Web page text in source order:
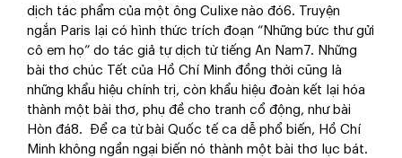
dịch tác phẩm của một ông Culixe nào đó6. Truyện
ngắn Paris lại có hình thức trích đoạn “Những bức thư gửi
cô em họ” do tác giả tự dịch từ tiếng An Nam7. Những
bài thơ chúc Tết của Hồ Chí Minh đồng thời cũng là
những khẩu hiệu chính trị, còn khẩu hiệu đoàn kết lại hóa
thành một bài thơ, phụ đề cho tranh cổ động, như bài
Hòn đá8. Để ca từ bài Quốc tế ca dễ phổ biến, Hồ Chí
Minh không ngần ngại biến nó thành một bài thơ lục bát.